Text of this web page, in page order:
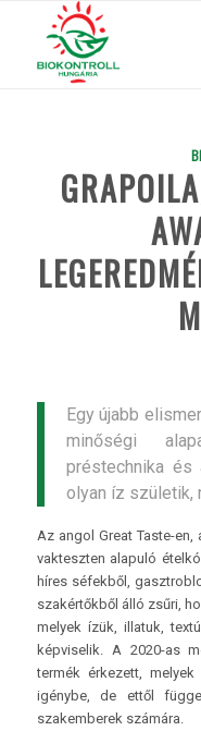
Egy újabb
minőségi
préstechnika és
olyan íz születik,
Az angol Great Taste-
vakteszten alapuló
híres séfekből,
szakértőkből álló zsűri,
melyek ízük, illatuk,
képviselik. A 2020-as
termék érkezett,
igénybe, de ettől
szakemberek számára.